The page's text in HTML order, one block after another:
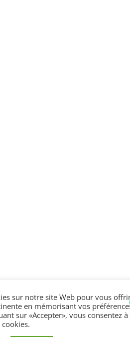
sur notre site Web pour vous
en mémorisant vos
sur «Accepter», vous consentez à